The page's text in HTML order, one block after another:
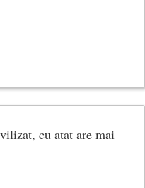
cu atat are mai